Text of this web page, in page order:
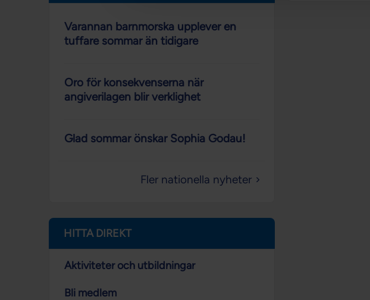
Varannan barnmorska upplever en
tuffare sommar än tidigare
Oro för konsekvenserna när
angiverilagen blir verklighet
Glad sommar önskar Sophia Godau!
Fler nationella nyheter
HITTA DIREKT
Aktiviteter och utbildningar
Bli medlem